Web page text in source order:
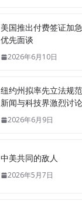
美国推出付费签证加
优先面谈
2026年6月10日
纽约州拟率先立法规
新闻与科技界激烈讨论
2026年6月9日
中美共同的敌人
2026年5月7日